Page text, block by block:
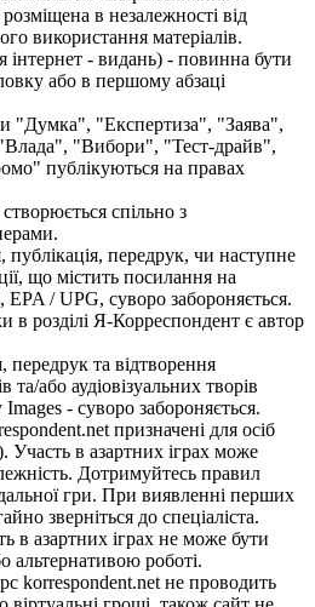
в незалежності від
використання матеріалів.
інтернет - видань) - повинна бути
або в першому абзаці
"Думка", "Експертиза", "Заява",
"Вибори", "Тест-драйв",
публікуються на правах
спільно з
публікація, передрук, чи наступне
що містить посилання на
EPA / UPG, суворо забороняється.
в розділі Я-Корреспондент є автор
передрук та відтворення
та/або аудіовізуальних творів
- суворо забороняється.
призначені для осіб
Участь в азартних іграх може
Дотримуйтесь правил
гри. При виявленні перших
зверніться до спеціаліста.
в азартних іграх не може бути
альтернативою роботі.
korrespondent.net не проводить